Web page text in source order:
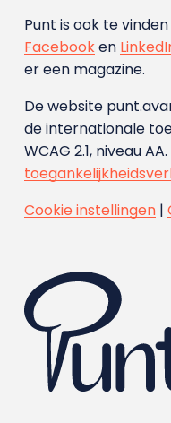
Punt is ook te
Facebooken
er een magazine.
De website
de internationale
WCAG 2.1, niveau
Cookie instellingen|